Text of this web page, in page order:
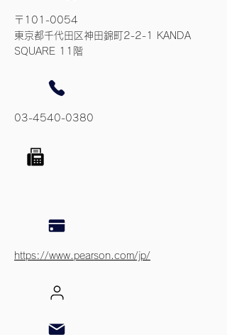
〒101-0054
東京都千代田区神田錦町2-2-1 KANDA
SQUARE 11階
03-4540-0380
https://www.pearson.com/jp/